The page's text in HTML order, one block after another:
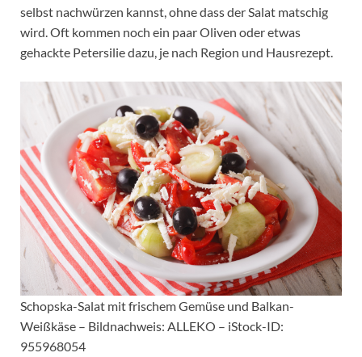
selbst nachwürzen kannst, ohne dass der Salat matschig
wird. Oft kommen noch ein paar Oliven oder etwas
gehackte Petersilie dazu, je nach Region und Hausrezept.
Schopska-Salat mit frischem Gemüse und Balkan-
Weißkäse – Bildnachweis: ALLEKO – iStock-ID:
955968054